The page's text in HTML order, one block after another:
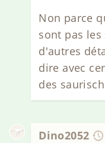
Non parce
sont pas
d'autres
dire avec
des
Dino2052